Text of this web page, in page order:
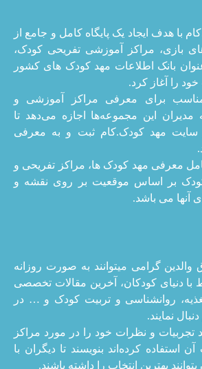
با هدف ایجاد یک پایگاه کامل و جامع از
بازی، مراکز آموزشی تفریحی کودک،
تحت عنوان بانک اطلاعات مهد کودک های کشور
را آغاز کرد.
برای معرفی مراکز آموزشی و
این مجموعه‌ها اجازه می‌دهد تا
سایت مهد کودک.کام ثبت و به معرفی
معرفی مهد کودک ها، مراکز تفریحی و
بر اساس موقعیت بر روی نقشه و
آنها می باشد.
گرامی میتوانند به صورت روزانه
با دنیای کودکان، آخرین مقالات تخصصی
روانشناسی و تربیت کودک و … در
نمایند.
تجربیات و نظرات خود را در مورد مراکز
استفاده کرده‌اند بنویسند تا دیگران با
بهترین انتخاب را داشته باشند.